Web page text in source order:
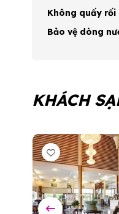
Không quấy rối
Bảo vệ dòng
KHÁCH